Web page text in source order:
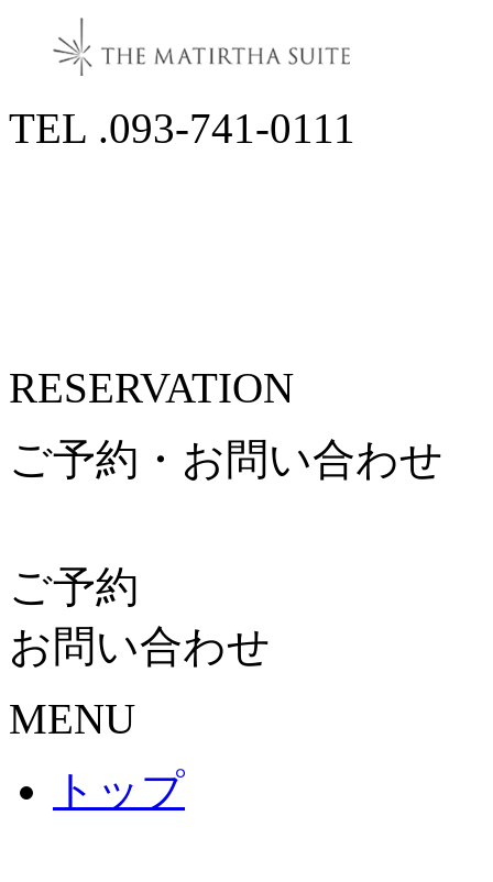
TEL .093-741-0111
RESERVATION
ご予約・お問い合わせ
ご予約
お問い合わせ
MENU
トップ